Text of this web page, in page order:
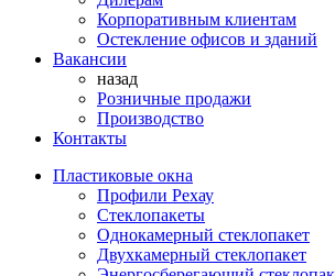
Корпоративным клиентам
Остекление офисов и зданий
Вакансии
назад
Розничные продажи
Производство
Контакты
Пластиковые окна
Профили Рехау
Стеклопакеты
Однокамерный стеклопакет
Двухкамерный стеклопакет